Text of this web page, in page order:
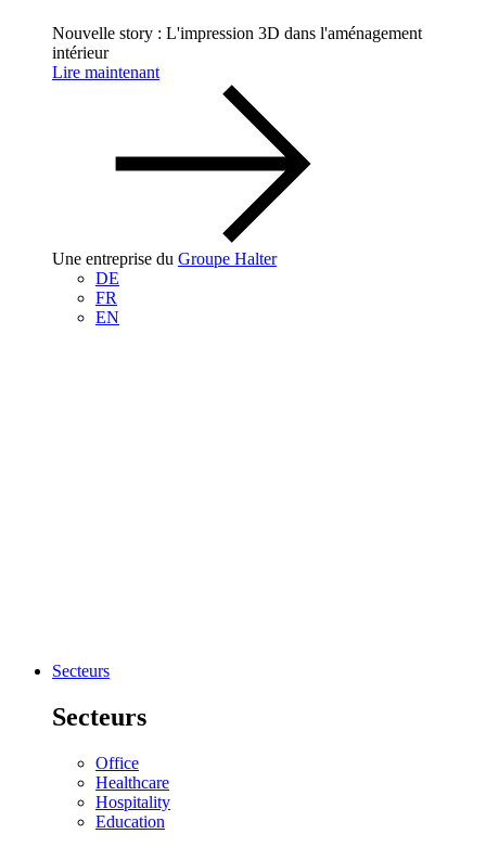
Nouvelle story : L'impression 3D dans l'aménagement
intérieur
Lire maintenant
Une entreprise du Groupe Halter
DE
FR
EN
Secteurs
Secteurs
Office
Healthcare
Hospitality
Education